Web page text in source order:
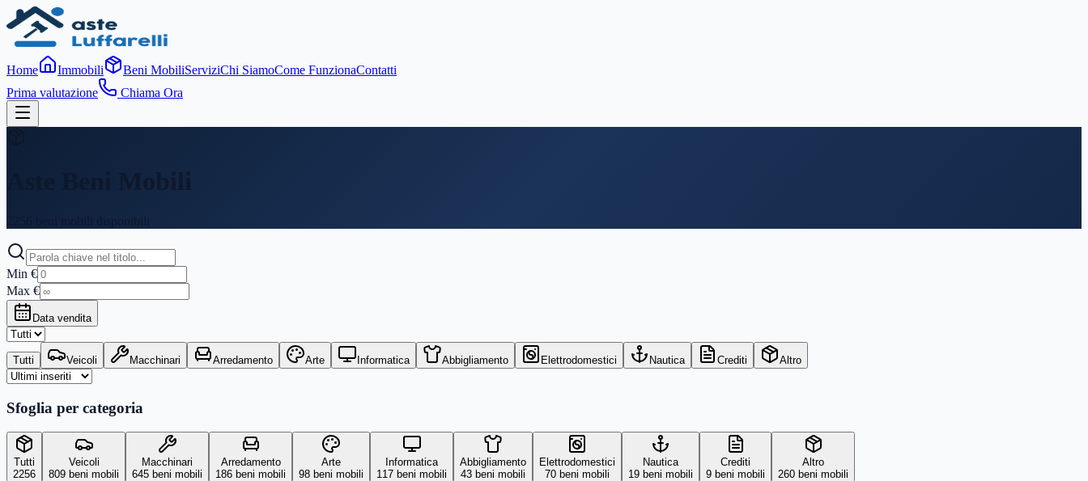
Home Immobili Beni MobiliServiziChi SiamoCome FunzionaContatti
Prima valutazione
Chiama Ora
Aste Beni Mobili
beni mobili disponibili
Min €
Max €
Data vendita
Tutti Veicoli Macchinari Arredamento Arte Informatica Abbigliamento Elettrodomestici Nautica Crediti Altro
Sfoglia per categoria
Tutti
2256
Veicoli
809 beni mobili
Macchinari
645 beni mobili
Arredamento
186 beni mobili
Arte
98 beni mobili
Informatica
117 beni mobili
Abbigliamento
43 beni mobili
Elettrodomestici
70 beni mobili
Nautica
19 beni mobili
Crediti
9 beni mobili
Altro
260 beni mobili